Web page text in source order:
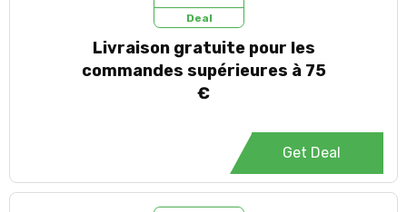
Deal
Livraison gratuite pour les
commandes supérieures à 75
€
Get Deal